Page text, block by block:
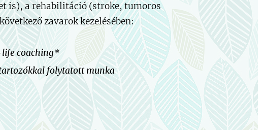
is), a rehabilitáció (stroke, tumoros
zavarok kezelésében:
life coaching*
folytatott munka